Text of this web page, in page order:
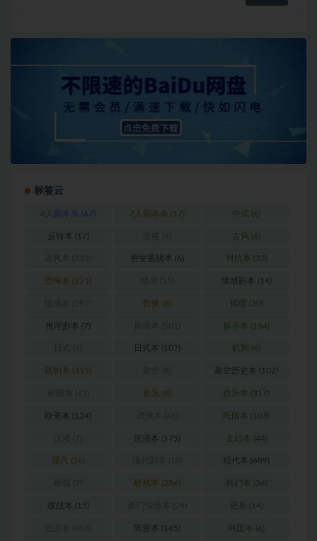
标签云
6人剧本杀 (67) 7人剧本杀 (17) 中式 (6)
反转本 (17) 古风 (6)
密室逃脱本 (6) 对抗本 (33)
恐怖本 (221) 情感剧本 (14)
惊悚 (8) 推理 (30)
推理剧本 (7) 新手本 (164)
日式本 (107) 机制 (6)
机制本 (313) 架空历史本 (102)
欢乐 (8) 欢乐本 (317)
欧美本 (124) 民国本 (103)
沉浸本 (175) 玄幻本 (44)
现代 (16) 现代本 (689)
硬核本 (286) 科幻本 (34)
谍战本 (15) 还原 (14)
阵营本 (165) 韩国本 (6)